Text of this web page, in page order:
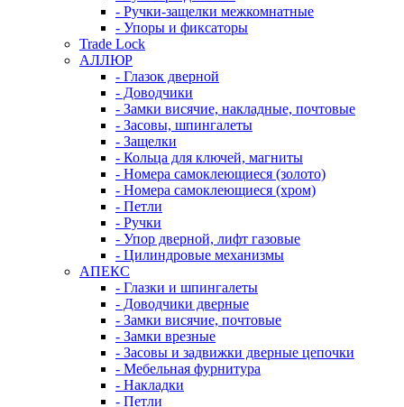
- Ручки-защелки межкомнатные
- Упоры и фиксаторы
Trade Lock
АЛЛЮР
- Глазок дверной
- Доводчики
- Замки висячие, накладные, почтовые
- Засовы, шпингалеты
- Защелки
- Кольца для ключей, магниты
- Номера самоклеющиеся (золото)
- Номера самоклеющиеся (хром)
- Петли
- Ручки
- Упор дверной, лифт газовые
- Цилиндровые механизмы
АПЕКС
- Глазки и шпингалеты
- Доводчики дверные
- Замки висячие, почтовые
- Замки врезные
- Засовы и задвижки дверные цепочки
- Мебельная фурнитура
- Накладки
- Петли